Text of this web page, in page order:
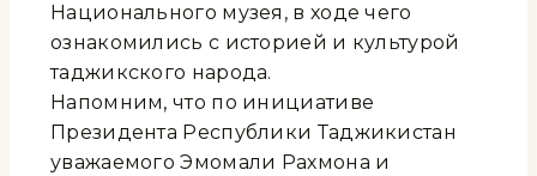
Национального музея, в ходе чего
ознакомились с историей и культурой
таджикского народа.
Напомним, что по инициативе
Президента Республики Таджикистан
уважаемого Эмомали Рахмона и